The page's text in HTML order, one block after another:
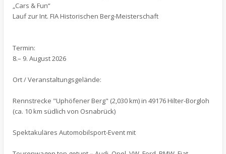
„Cars & Fun“
Lauf zur Int. FIA Historischen Berg-Meisterschaft
Termin:
8.– 9. August 2026
Ort / Veranstaltungsgelände:
Rennstrecke "Uphöfener Berg" (2,030 km) in 49176 Hilter-Borgloh
(ca. 10 km südlich von Osnabrück)
Spektakuläres Automobilsport-Event mit